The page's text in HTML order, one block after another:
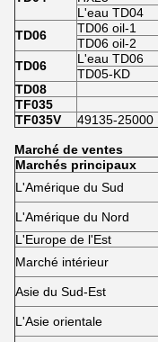
L'eau TD04
TD06
TD06 oil-1
TD06 oil-2
TD06
L'eau TD06
TD05-KD
TD08
TF035
TF035V
49135-25000
Marché de ventes
Marchés principaux
L'Amérique du Sud
L'Amérique du Nord
L'Europe de l'Est
Marché intérieur
Asie du Sud-Est
L'Asie orientale